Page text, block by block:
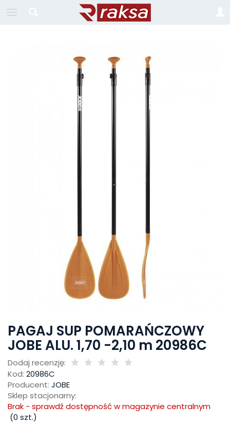
PAGAJ SUP POMARAŃCZOWY
JOBE ALU. 1,70 -2,10 m 20986C
Dodaj recenzję:
Kod: 20986C
Producent: JOBE
Sklep stacjonarny:
Brak - sprawdź dostępność w magazynie centralnym
(0 szt.)